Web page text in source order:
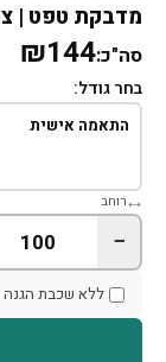
מדבקת טפט |
סה"כ:₪144
בחר גודל:
התאמה אישית
רוחב
−
ללא שכבת הגנה